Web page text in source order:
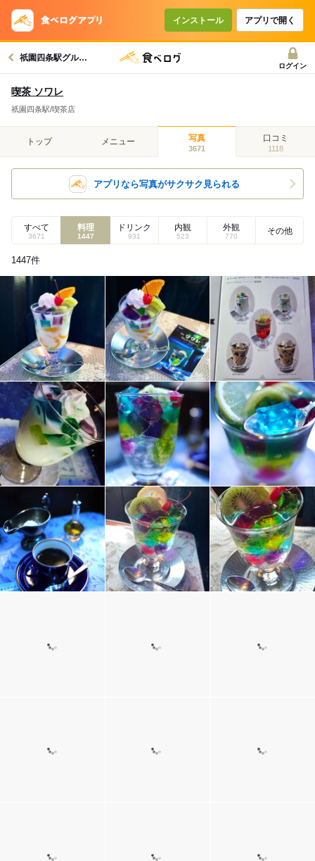
インストール アプリで開く
祇園四条駅グルメへ
ログイン
喫茶 ソワレ
祇園四条駅/喫茶店
トップ メニュー 写真
3671
口コミ
1118
アプリなら写真がサクサク見られる
すべて
3671
料理
1447
ドリンク
931
内観
523
外観
770
その他
1447件